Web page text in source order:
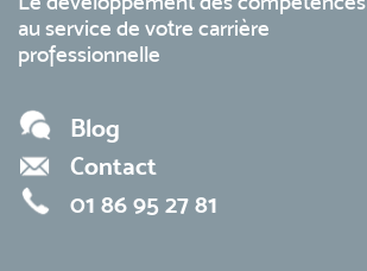
au service de votre carrière
professionnelle
Blog
Contact
01 86 95 27 81